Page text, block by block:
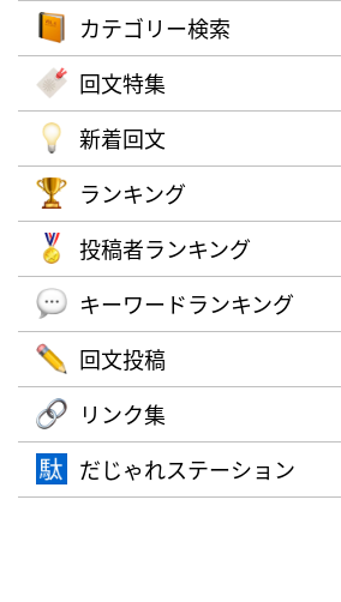
カテゴリー検索
回文特集
新着回文
ランキング
投稿者ランキング
キーワードランキング
回文投稿
リンク集
だじゃれステーション